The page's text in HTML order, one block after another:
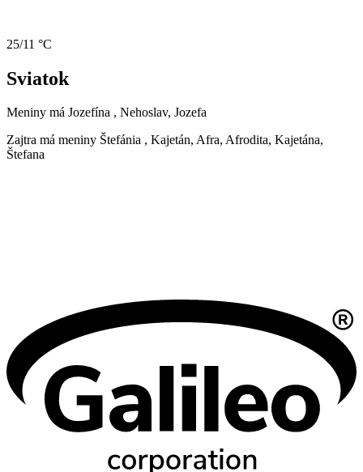
25/11 °C
Sviatok
Meniny má Jozefína , Nehoslav, Jozefa
Zajtra má meniny Štefánia , Kajetán, Afra, Afrodita, Kajetána,
Štefana